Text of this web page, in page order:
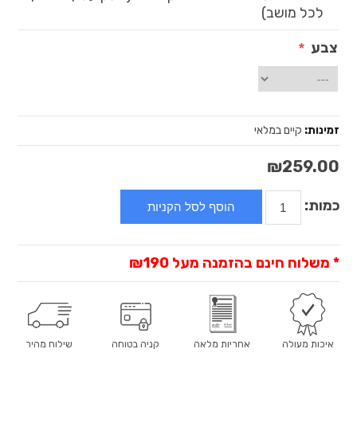
לכל מושב)
צבע *
זמינות: קיים במלאי
₪259.00
כמות:
* משלוח חינם בהזמנה מעל₪190
איכות מעולה אחריות מלאה קניה בטוחה שילוח מהיר